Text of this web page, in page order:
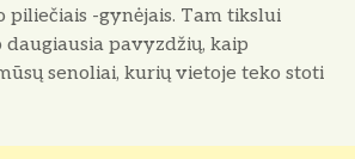
piliečiais -gynėjais. Tam tikslui
pavyzdžių, kaip
senoliai, kurių vietoje teko stoti